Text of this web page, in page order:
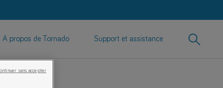
A propos de Tornado Support et assistance Rechercher
sans accepter